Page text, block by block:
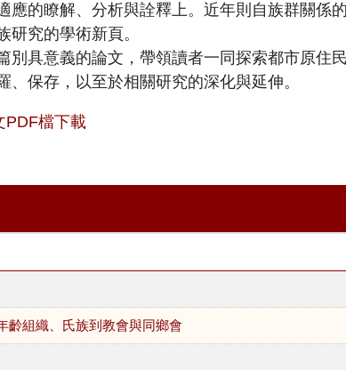
應的瞭解、分析與詮釋上。近年則自族群關係
研究的學術新頁。
別具意義的論文，帶領讀者一同探索都市原住
、保存，以至於相關研究的深化與延伸。
PDF檔下載
齡組織、氏族到教會與同鄉會